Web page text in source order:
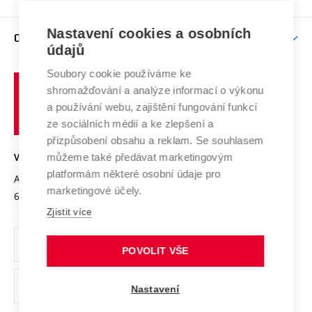
E-přihláška
Závěrečné práce
Doktorské studium
Studium bez bariér
Podpora podnikání
Mezinárodní vědecká rada
Systém zajišťování kvality výzkumu
Výzkumné infrastruktury
Transfer znalostí
Open Science
Projekty
Projekty ze strukturálních fondů
Specifický výzkum
Firemní spolupráce
Zahraniční spolupráce
Spolupráce se školami
Mezinárodní dohody
Univerzitní sítě
O UNIVERZITĚ
Profil univerzity
Udržitelná univerzita
Podnikavá univerzita / ContriBUTe
Bezpečná univerzita
Vyznamenání
Organizační struktura
Ochrana osobních údajů
odkaz)
učení
technické
Brně
VYSOKÉ UČENÍ TECHNICKÉ V BRNĚ
Antonínská 548/1
602 00 Brno
www.vut.cz
vut@vutbr.cz
Nastavení cookies a osobních
údajů
Soubory cookie používáme ke
shromažďování a analýze informací o výkonu
a používání webu, zajištění fungování funkcí
ze sociálních médií a ke zlepšení a
přizpůsobení obsahu a reklam. Se souhlasem
můžeme také předávat marketingovým
platformám některé osobní údaje pro
marketingové účely.
Zjistit více
POVOLIT VŠE
Nastavení